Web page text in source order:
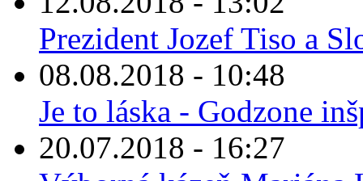
Prezident Jozef Tiso a
08.08.2018 - 10:48
Je to láska - Godzone
20.07.2018 - 16:27